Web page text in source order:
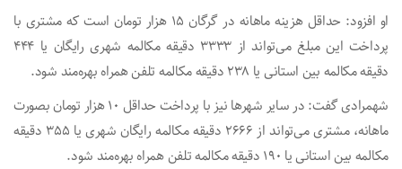
او افزود: حداقل هزینه ماهانه در گرگان ۱۵ هزار تومان است که مشتری با
پرداخت این مبلغ می‌تواند از ۳۳۳۳ دقیقه مکالمه شهری رایگان یا ۴۴۴
دقیقه مکالمه بین استانی یا ۲۳۸ دقیقه مکالمه تلفن همراه بهره‌مند شود.
شهمرادی گفت: در سایر شهر‌ها نیز با پرداخت حداقل ۱۰ هزار تومان بصورت
ماهانه، مشتری می‌تواند از ۲۶۶۶ دقیقه مکالمه رایگان شهری یا ۳۵۵ دقیقه
مکالمه بین استانی یا ۱۹۰ دقیقه مکالمه تلفن همراه بهره‌مند شود.